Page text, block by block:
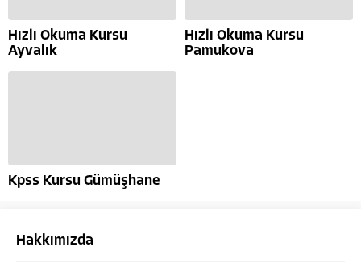
Hızlı Okuma Kursu
Ayvalık
Hızlı Okuma Kursu
Pamukova
Kpss Kursu Gümüşhane
Hakkımızda